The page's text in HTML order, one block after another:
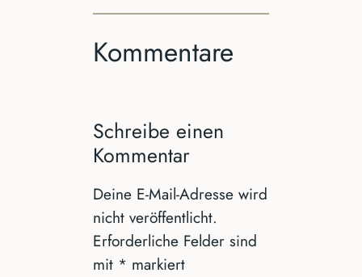
Kommentare
Schreibe einen
Kommentar
Deine E-Mail-Adresse wird
nicht veröffentlicht.
Erforderliche Felder sind
mit * markiert